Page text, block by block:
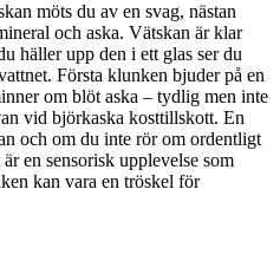
möts du av en svag, nästan
och aska. Vätskan är klar
häller upp den i ett glas ser du
Första klunken bjuder på en
om blöt aska – tydlig men inte
vid björkaska kosttillskott. En
och om du inte rör om ordentligt
en sensorisk upplevelse som
kan vara en tröskel för